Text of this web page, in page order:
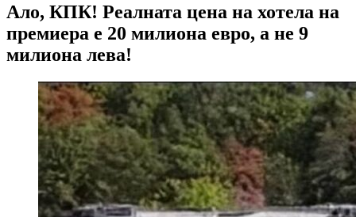
Ало, КПК! Реалната цена на хотела на
премиера е 20 милиона евро, а не 9
милиона лева!